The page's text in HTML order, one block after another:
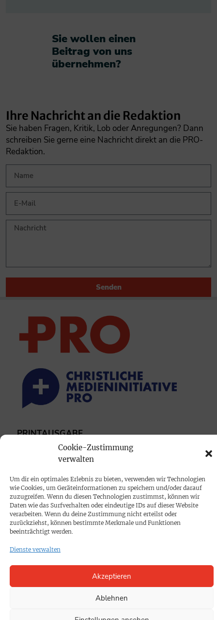
Cookie-Zustimmung
verwalten
Um dir ein optimales Erlebnis zu bieten, verwenden wir Technologien
wie Cookies, um Geräteinformationen zu speichern und/oder darauf
zuzugreifen. Wenn du diesen Technologien zustimmst, können wir
Daten wie das Surfverhalten oder eindeutige IDs auf dieser Website
verarbeiten. Wenn du deine Zustimmung nicht erteilst oder
zurückziehst, können bestimmte Merkmale und Funktionen
beeinträchtigt werden.
Dienste verwalten
Akzeptieren
Ablehnen
Sie wollen einen
Beitrag von uns
übernehmen?​
Ihre Nachricht an die Redaktion
Sie haben Fragen, Kritik, Lob oder Anregungen? Dann
schreiben Sie gerne eine Nachricht direkt an die PRO-
Redaktion.
Senden
PRINTAUSGABE
Mediadaten
PROKOMPAKT
Impressum
SPENDEN
Datenschutz
KONTAKT